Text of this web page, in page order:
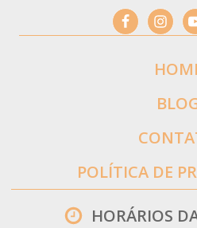
POLÍTICA DE
HORÁRIOS